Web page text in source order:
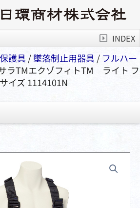
INDEX
護具 /墜落制⽌⽤器具 / フルハー
ラTMエクゾフィトTM ライト フ
イズ 1114101N